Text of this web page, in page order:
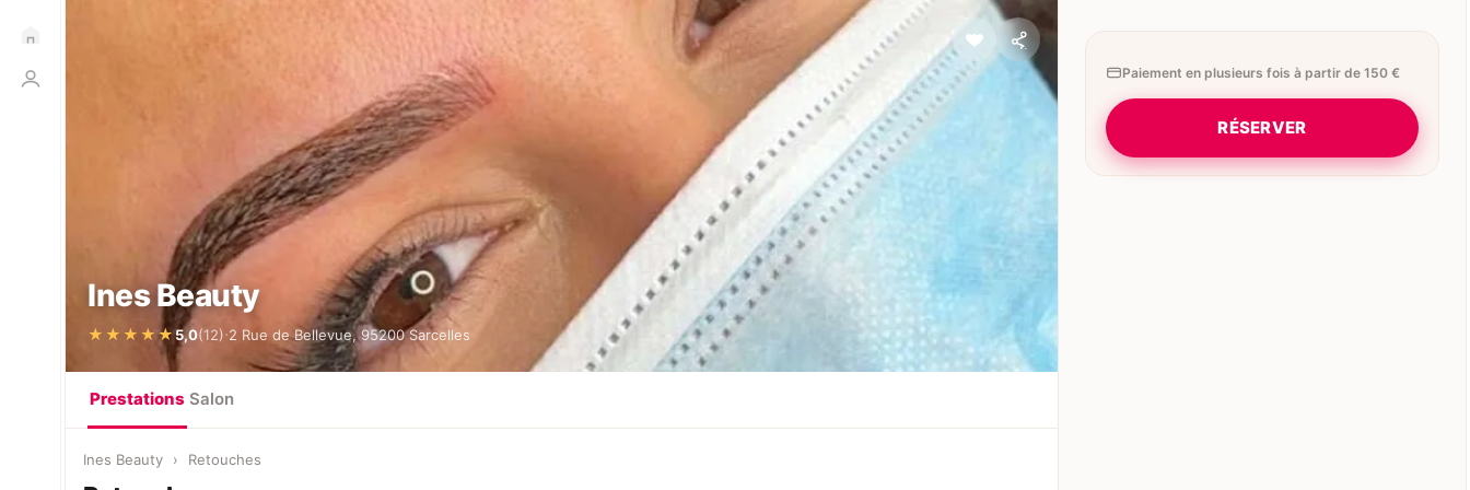
Ines Beauty
★★★★★5,0(12)·2 Rue de Bellevue, 95200 Sarcelles
Prestations Salon
Ines Beauty › Retouches
Paiement en plusieurs fois à partir de 150 €
RÉSERVER